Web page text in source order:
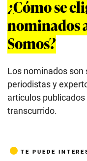
¿Cómo se
nominados
Somos?
Los nominados son
periodistas y
artículos
transcurrido.
TE PUEDE